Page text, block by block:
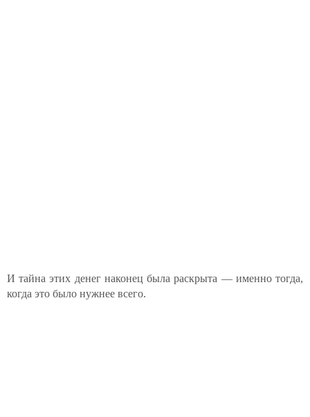
И тайна этих денег наконец была раскрыта — именно тогда,
когда это было нужнее всего.